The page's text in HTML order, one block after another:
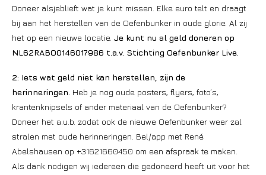
Doneer alsjeblieft wat je kunt missen. Elke euro telt en draagt
bij aan het herstellen van de Oefenbunker in oude glorie. Al zij
het op een nieuwe locatie. Je kunt nu al geld doneren op
NL62RABO0146017986 t.a.v. Stichting Oefenbunker Live.
2: Iets wat geld niet kan herstellen, zijn de
herinneringen. Heb je nog oude posters, flyers, foto’s,
krantenknipsels of ander materiaal van de Oefenbunker?
Doneer het a.u.b. zodat ook de nieuwe Oefenbunker weer zal
stralen met oude herinneringen. Bel/app met René
Abelshausen op +31621660450 om een afspraak te maken.
Als dank nodigen wij iedereen die gedoneerd heeft uit voor het